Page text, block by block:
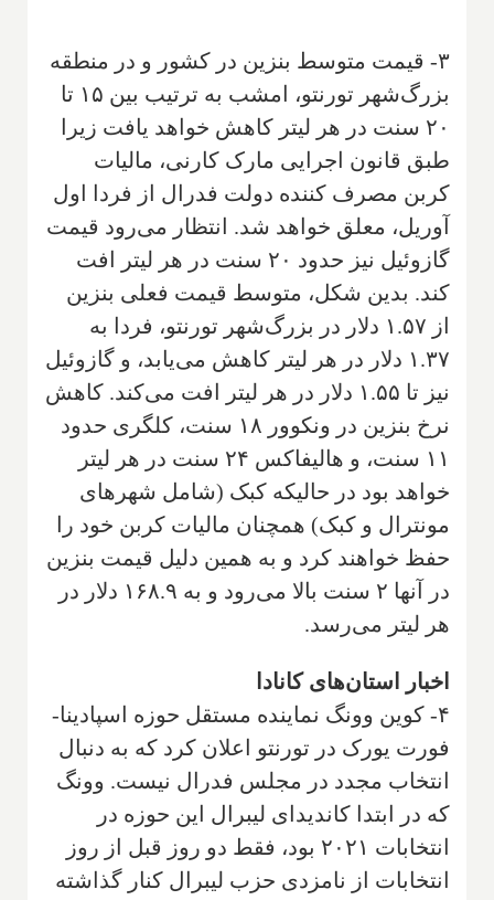
۳- قیمت متوسط بنزین در کشور و در منطقه
بزرگ‌شهر تورنتو، امشب به ترتیب بین ۱۵ تا
۲۰ سنت در هر لیتر کاهش خواهد یافت زیرا
طبق قانون اجرایی مارک کارنی، مالیات
کربن مصرف کننده دولت فدرال از فردا اول
آوریل، معلق خواهد شد. انتظار می‌رود قیمت
گازوئیل نیز حدود ۲۰ سنت در هر لیتر افت
کند. بدین شکل، متوسط قیمت فعلی بنزین
از ۱.۵۷ دلار در بزرگ‌شهر تورنتو، فردا به
۱.۳۷ دلار در هر لیتر کاهش می‌یابد، و گازوئیل
نیز تا ۱.۵۵ دلار در هر لیتر افت می‌کند. کاهش
نرخ بنزین در ونکوور ۱۸ سنت، کلگری حدود
۱۱ سنت، و هالیفاکس ۲۴ سنت در هر لیتر
خواهد بود در حالیکه کبک (شامل شهرهای
مونترال و کبک) همچنان مالیات کربن خود را
حفظ خواهند کرد و به همین دلیل قیمت بنزین
در آنها ۲ سنت بالا می‌رود و به ۱۶۸.۹ دلار در
هر لیتر می‌رسد.
اخبار استان‌های کانادا
۴- کوین وونگ نماینده مستقل حوزه اسپادینا-
فورت یورک در تورنتو اعلان کرد که به دنبال
انتخاب مجدد در مجلس فدرال نیست. وونگ
که در ابتدا کاندیدای لیبرال این حوزه در
انتخابات ۲۰۲۱ بود، فقط دو روز قبل از روز
انتخابات از نامزدی حزب لیبرال کنار گذاشته